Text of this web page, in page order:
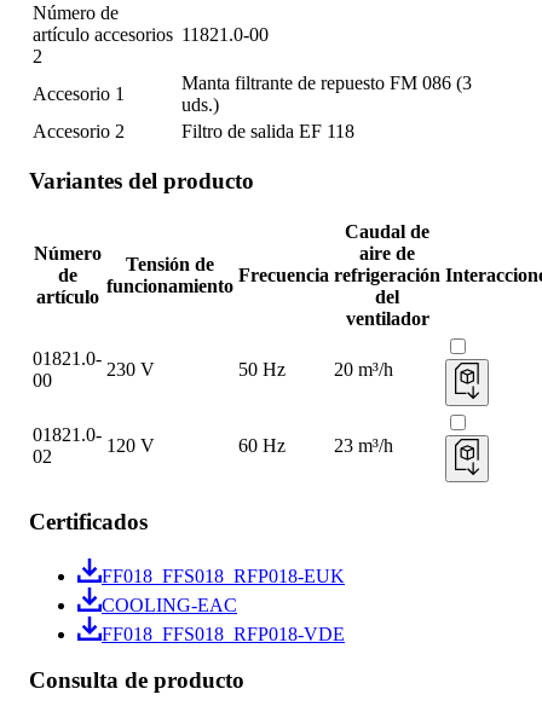
Número de
artículo accesorios
2
11821.0-00
Accesorio 1
Manta filtrante de repuesto FM 086 (3
uds.)
Accesorio 2
Filtro de salida EF 118
Variantes del producto
Número
de
artículo
Tensión de
funcionamiento
Frecuencia
Caudal de
aire de
refrigeración
del
ventilador
01821.0-
00
230 V 50 Hz 20 m³/h
01821.0-
02
120 V 60 Hz 23 m³/h
Certificados
FF018_FFS018_RFP018-EUK
COOLING-EAC
FF018_FFS018_RFP018-VDE
Consulta de producto